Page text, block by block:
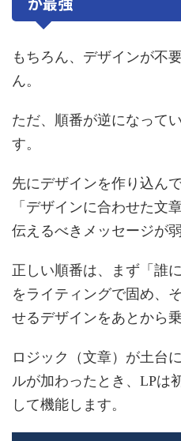
もちろん、デザインが不
ん。
ただ、順番が逆になって
す。
先にデザインを作り込ん
「デザインに合わせた文
伝えるべきメッセージが
正しい順番は、まず「誰
をライティングで固め、
せるデザインをあとから
ロジック（文章）が土台
ルが加わったとき、LPは
して機能します。